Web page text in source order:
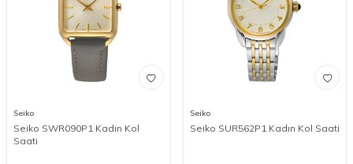
Seiko
Seiko SWR090P1 Kadın Kol
Saati
Seiko
Seiko SUR562P1 Kadın Kol Saati